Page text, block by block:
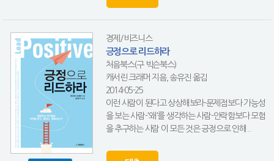
경제/비즈니스
긍정으로 리드하라
처음북스(구 빅슨북스)
캐서린 크래머 지음, 송유진 옮김
2014-05-25
이런 사람이 된다고 상상해보라-문제점보다 가능성
을 보는 사람-'왜'를 생각하는 사람-안락함보다 모험
을 추구하는 사람 이 모든 것은 긍정으로 인해...